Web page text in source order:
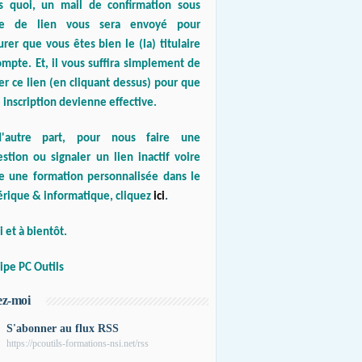
quoi, un mail de confirmation sous
de lien vous sera envoyé pour
que vous êtes bien le (la) titulaire
Et, il vous suffira simplement de
ce lien (en cliquant dessus) pour que
inscription devienne effective.
part, pour nous faire une
ou signaler un lien inactif voire
une formation personnalisée dans le
& informatique, cliquez ici.
et à bientôt.
PC Outils
moi
S'abonner au flux RSS
https://pcoutils-formations-nsi.net/rss